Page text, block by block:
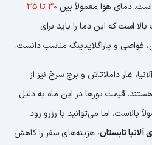
دمای هوا معمولاً بین
30 تا 35
است که این دما را باید برای
و پاراگلایدینگ مناسب دانست.
غار داملاتاش و برج سرخ نیز از
قیمت تورها در این ماه به دلیل
اما می‌توانید با رزرو زود
تابستان، هزینه‌های سفر را کاهش